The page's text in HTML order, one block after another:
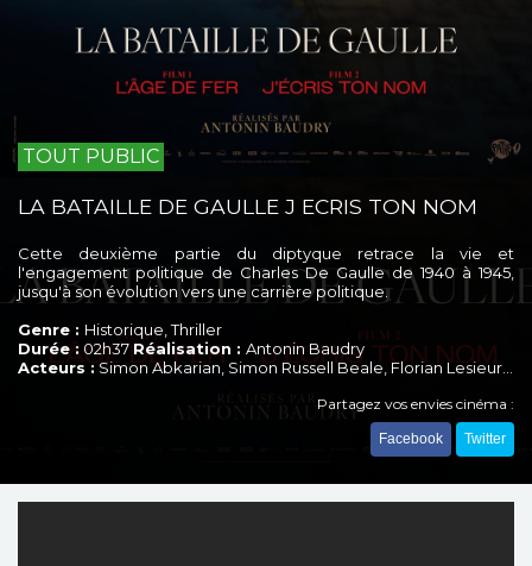
TOUT PUBLIC
LA BATAILLE DE GAULLE J ECRIS TON NOM
Cette deuxième partie du diptyque retrace la vie et
l'engagement politique de Charles De Gaulle de 1940 à 1945,
jusqu'à son évolution vers une carrière politique.
Genre : Historique, Thriller
Durée : 02h37Réalisation : Antonin Baudry
Acteurs :Simon Abkarian, Simon Russell Beale, Florian Lesieur…
Partagez vos envies cinéma :
Facebook Twitter